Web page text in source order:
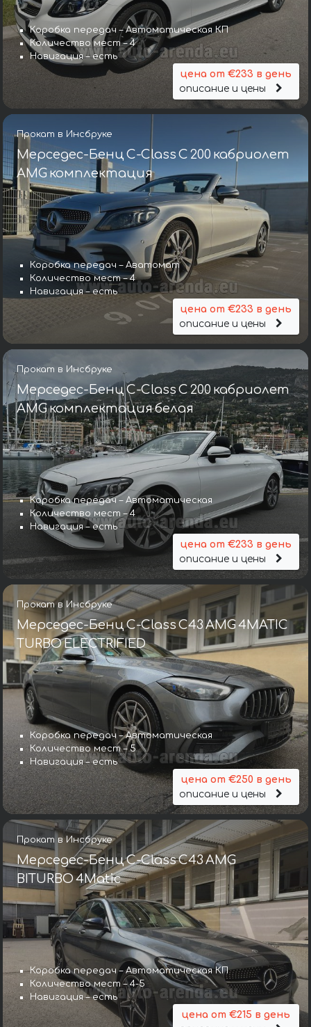
Коробка передач – Автоматическая КП
Количество мест – 4
Навигация – есть
цена от €233 в день
описание и цены
Прокат в Инсбруке
Мерседес-Бенц C-Class C 200 кабриолет
AMG комплектация
Коробка передач – Аватомат
Количество мест – 4
Навигация – есть
цена от €233 в день
описание и цены
Прокат в Инсбруке
Мерседес-Бенц C-Class C 200 кабриолет
AMG комплектация белая
Коробка передач – Автоматическая
Количество мест – 4
Навигация – есть
цена от €233 в день
описание и цены
Прокат в Инсбруке
Мерседес-Бенц C-Class C43 AMG 4MATIC
TURBO ELECTRIFIED
Коробка передач – Автоматическая
Количество мест – 5
Навигация – есть
цена от €250 в день
описание и цены
Прокат в Инсбруке
Мерседес-Бенц C-Class C43 AMG
BITURBO 4Matic
Коробка передач – Автоматическая КП
Количество мест – 4-5
Навигация – есть
цена от €215 в день